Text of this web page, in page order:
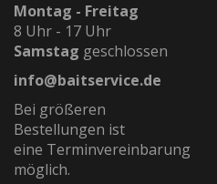
Montag - Freitag
8 Uhr - 17 Uhr
Samstag geschlossen
info@baitservice.de
Bei größeren
Bestellungen ist
eine Terminvereinbarung
möglich.